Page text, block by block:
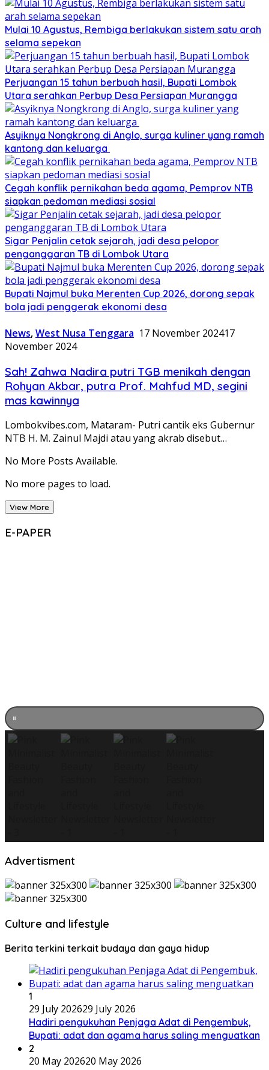
Mulai 10 Agustus, Rembiga berlakukan sistem satu arah
selama sepekan
Perjuangan 15 tahun berbuah hasil, Bupati Lombok
Utara serahkan Perbup Desa Persiapan Murangga
Asyiknya Nongkrong di Anglo, surga kuliner yang ramah
kantong dan keluarga
Cegah konflik pernikahan beda agama, Pemprov NTB
siapkan pedoman mediasi sosial
Sigar Penjalin cetak sejarah, jadi desa pelopor
penganggaran TB di Lombok Utara
Bupati Najmul buka Merenten Cup 2026, dorong sepak
bola jadi penggerak ekonomi desa
News,West Nusa Tenggara 17 November 202417
November 2024
Sah! Zahwa Nadira putri TGB menikah dengan
Rohyan Akbar, putra Prof. Mahfud MD, segini
mas kawinnya
Lombokvibes.com, Mataram- Putri cantik eks Gubernur
NTB H. M. Zainul Majdi atau yang akrab disebut…
No More Posts Available.
No more pages to load.
View More
E-PAPER
Advertisment
Culture and lifestyle
Berita terkini terkait budaya dan gaya hidup
1
29 July 202629 July 2026
Hadiri pengukuhan Penjaga Adat di Pengembuk,
Bupati: adat dan agama harus saling menguatkan
2
20 May 202620 May 2026